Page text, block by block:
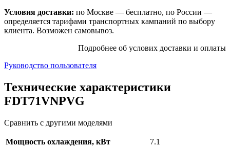
Условия доставки: по Москве — бесплатно, по России —
определяется тарифами транспортных кампаний по выбору
клиента. Возможен самовывоз.
Подробнее об услових доставки и оплаты
Руководство пользователя
Технические характеристики
FDT71VNPVG
Сравнить с другими моделями
Мощность охлаждения, кВт
7.1